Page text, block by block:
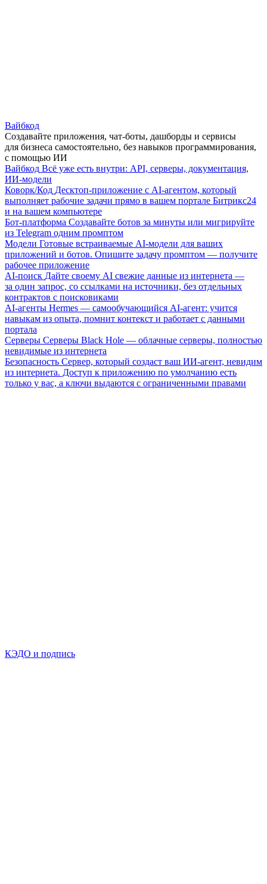
Вайбкод
Создавайте приложения, чат-боты, дашборды и сервисы
для бизнеса самостоятельно, без навыков программирования,
с помощью ИИ
Вайбкод Всё уже есть внутри: API, серверы, документация,
ИИ-модели
Коворк/Код Десктоп-приложение с AI-агентом, который
выполняет рабочие задачи прямо в вашем портале Битрикс24
и на вашем компьютере
Бот-платформа Создавайте ботов за минуты или мигрируйте
из Telegram одним промптом
Модели Готовые встраиваемые AI-модели для ваших
приложений и ботов. Опишите задачу промптом — получите
рабочее приложение
AI-поиск Дайте своему AI свежие данные из интернета —
за один запрос, со ссылками на источники, без отдельных
контрактов с поисковиками
AI-агенты Hermes — самообучающийся AI-агент: учится
навыкам из опыта, помнит контекст и работает с данными
портала
Серверы Серверы Black Hole — облачные серверы, полностью
невидимые из интернета
Безопасность Сервер, который создаст ваш ИИ-агент, невидим
из интернета. Доступ к приложению по умолчанию есть
только у вас, а ключи выдаются с ограниченными правами
КЭДО и подпись